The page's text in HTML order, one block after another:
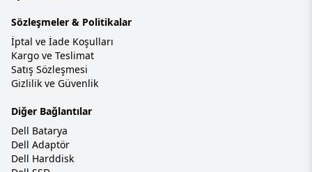
Sözleşmeler & Politikalar
İptal ve İade Koşulları
Kargo ve Teslimat
Satış Sözleşmesi
Gizlilik ve Güvenlik
Diğer Bağlantılar
Dell Batarya
Dell Adaptör
Dell Harddisk